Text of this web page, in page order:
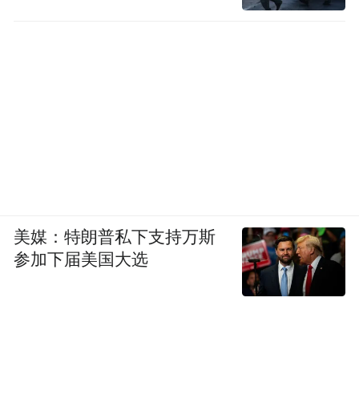
美媒：特朗普私下支持万斯
参加下届美国大选